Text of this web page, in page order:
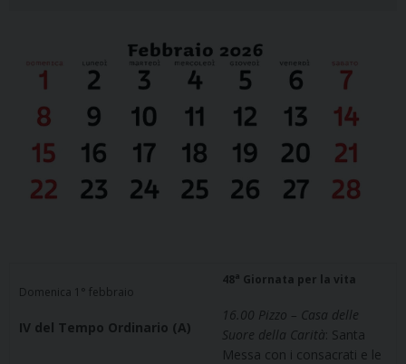
Domenica 1° febbraio
IV del Tempo Ordinario (A)
48a Giornata per la vita
16.00 Pizzo – Casa delle
Suore della Carità : Santa
Messa con i consacrati e le